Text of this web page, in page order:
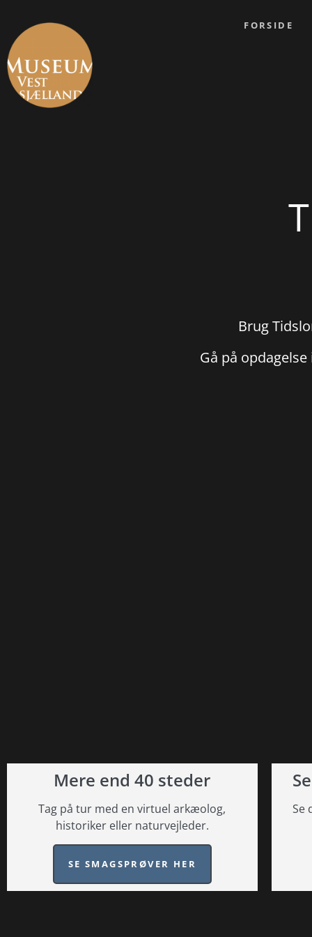
FORSIDE
Brug
Gå på
Mere end 40 steder
Tag på tur med en virtuel arkæolog,
historiker eller naturvejleder.
SE SMAGSPRØVER HER
Se